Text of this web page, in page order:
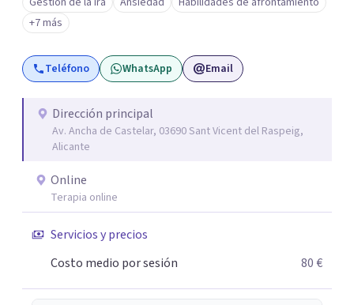
acompaño procesos de crecimiento personal y terapia
del alma orientados al trabajo emocional, la búsqueda de
sentido, el autoconocimiento y la conexión interior. Mi
objetivo es ayudar a las personas a comprenderse mejor,
necesarios para vivir con mayor equilibrio y plenitud.
+7 más
Teléfono WhatsApp Email
Dirección principal
Av. Ancha de Castelar, 03690 Sant Vicent del Raspeig,
Alicante
Online
Terapia online
Servicios y precios
Costo medio por sesión
80 €